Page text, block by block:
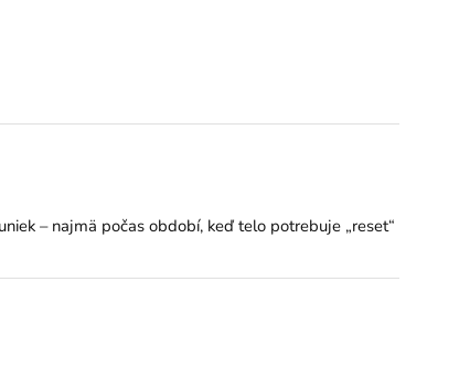
– najmä počas období, keď telo potrebuje „reset“